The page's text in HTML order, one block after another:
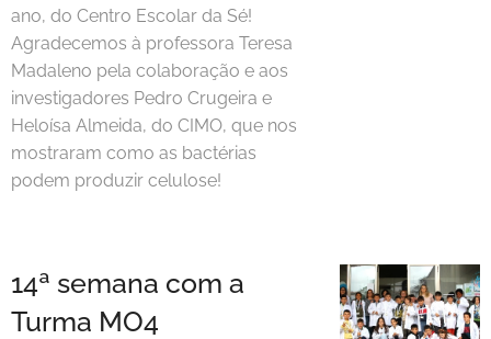
ano, do Centro Escolar da Sé!
Agradecemos à professora Teresa
Madaleno pela colaboração e aos
investigadores Pedro Crugeira e
Heloísa Almeida, do CIMO, que nos
mostraram como as bactérias
podem produzir celulose!
14ª semana com a
Turma MO4